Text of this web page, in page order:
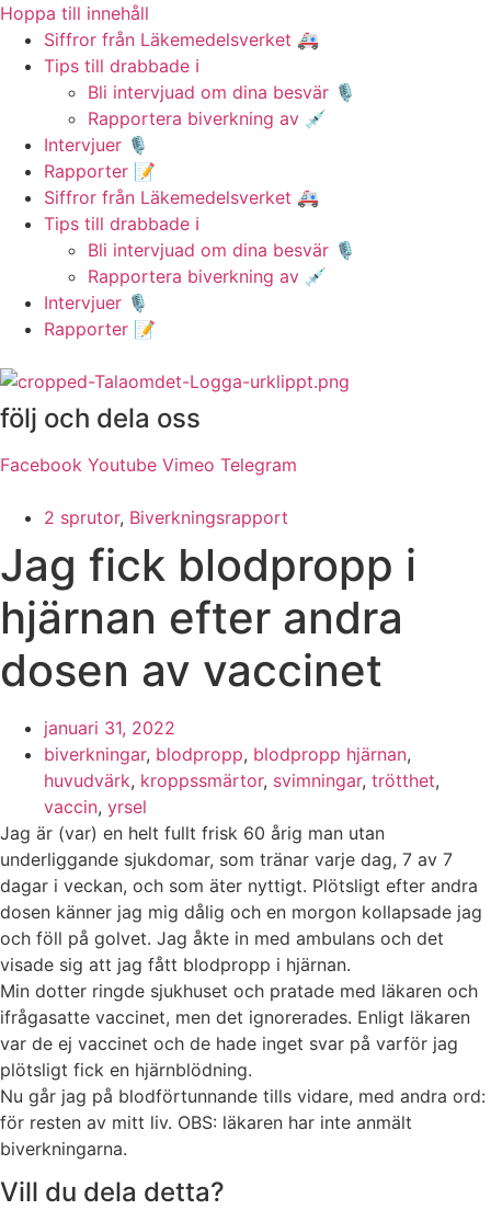
Hoppa till innehåll
Siffror från Läkemedelsverket 🚑
Tips till drabbade ℹ️
Bli intervjuad om dina besvär 🎙️
Rapportera biverkning av 💉
Intervjuer 🎙️
Rapporter 📝
Siffror från Läkemedelsverket 🚑
Tips till drabbade ℹ️
Bli intervjuad om dina besvär 🎙️
Rapportera biverkning av 💉
Intervjuer 🎙️
Rapporter 📝
följ och dela oss
Facebook Youtube Vimeo Telegram
2 sprutor, Biverkningsrapport
Jag fick blodpropp i
hjärnan efter andra
dosen av vaccinet
januari 31, 2022
biverkningar, blodpropp, blodpropp hjärnan,
huvudvärk, kroppssmärtor, svimningar, trötthet,
vaccin, yrsel
Jag är (var) en helt fullt frisk 60 årig man utan
underliggande sjukdomar, som tränar varje dag, 7 av 7
dagar i veckan, och som äter nyttigt. Plötsligt efter andra
dosen känner jag mig dålig och en morgon kollapsade jag
och föll på golvet. Jag åkte in med ambulans och det
visade sig att jag fått blodpropp i hjärnan.
Min dotter ringde sjukhuset och pratade med läkaren och
ifrågasatte vaccinet, men det ignorerades. Enligt läkaren
var de ej vaccinet och de hade inget svar på varför jag
plötsligt fick en hjärnblödning.
Nu går jag på blodförtunnande tills vidare, med andra ord:
för resten av mitt liv. OBS: läkaren har inte anmält
biverkningarna.
Vill du dela detta?